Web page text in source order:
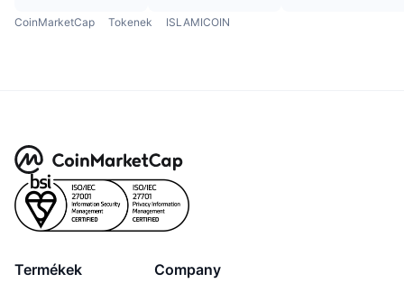
CoinMarketCap Tokenek ISLAMICOIN
Termékek Company